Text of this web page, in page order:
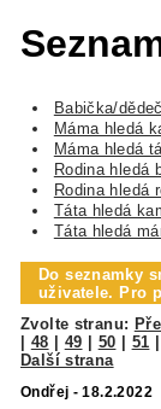
Babička/
Máma hledá
Máma hledá
Rodina hledá
Rodina hledá
Táta hledá
Táta hledá
Do seznamky
uživatele. Pro
Zvolte stranu:
48 49 50 51
Další strana
Ondřej - 18.2.2022